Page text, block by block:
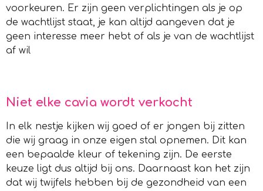
voorkeuren. Er zijn geen verplichtingen als je op
de wachtlijst staat, je kan altijd aangeven dat je
geen interesse meer hebt of als je van de wachtlijst
af wil
Niet elke cavia wordt verkocht
In elk nestje kijken wij goed of er jongen bij zitten
die wij graag in onze eigen stal opnemen. Dit kan
een bepaalde kleur of tekening zijn. De eerste
keuze ligt dus altijd bij ons. Daarnaast kan het zijn
dat wij twijfels hebben bij de gezondheid van een